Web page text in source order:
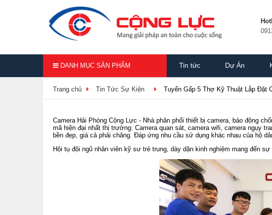
DANH MỤC SẢN PHẨM Tin tức Dự Án
Trang chủ Tin Tức Sự Kiện Tuyển Gấp 5 Thợ Kỹ Thuật Lắp Đặt
Camera Hải Phòng Cộng Lực - Nhà phân phối thiết bị camera, báo động
mã hiện đại nhất thị trường: Camera quan sát, camera wifi, camera ngụy
bền đẹp, giá cả phải chăng. Đáp ứng nhu cầu sử dụng khác nhau của hộ
Hội tụ đội ngũ nhân viên kỹ sư trẻ trung, dày dặn kinh nghiệm mang đến